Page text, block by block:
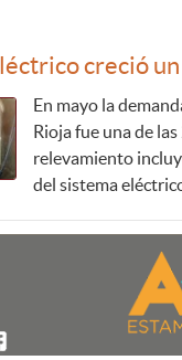
creció
En mayo la
Rioja fue una de
relevamiento
del sistema